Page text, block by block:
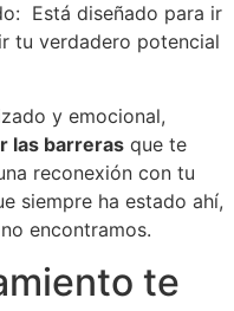
Está diseñado para ir
tu verdadero potencial
y emocional,
las barreras que te
reconexión con tu
siempre ha estado ahí,
encontramos.
te